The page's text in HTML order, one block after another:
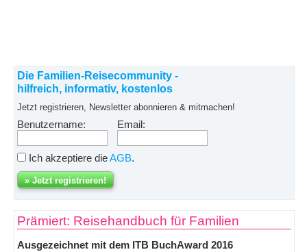
Die Familien-Reisecommunity -
hilfreich, informativ, kostenlos
Jetzt registrieren, Newsletter abonnieren & mitmachen!
Benutzername: Email:
Ich akzeptiere dieAGB.
Prämiert: Reisehandbuch für Familien
Ausgezeichnet mit dem ITB BuchAward 2016